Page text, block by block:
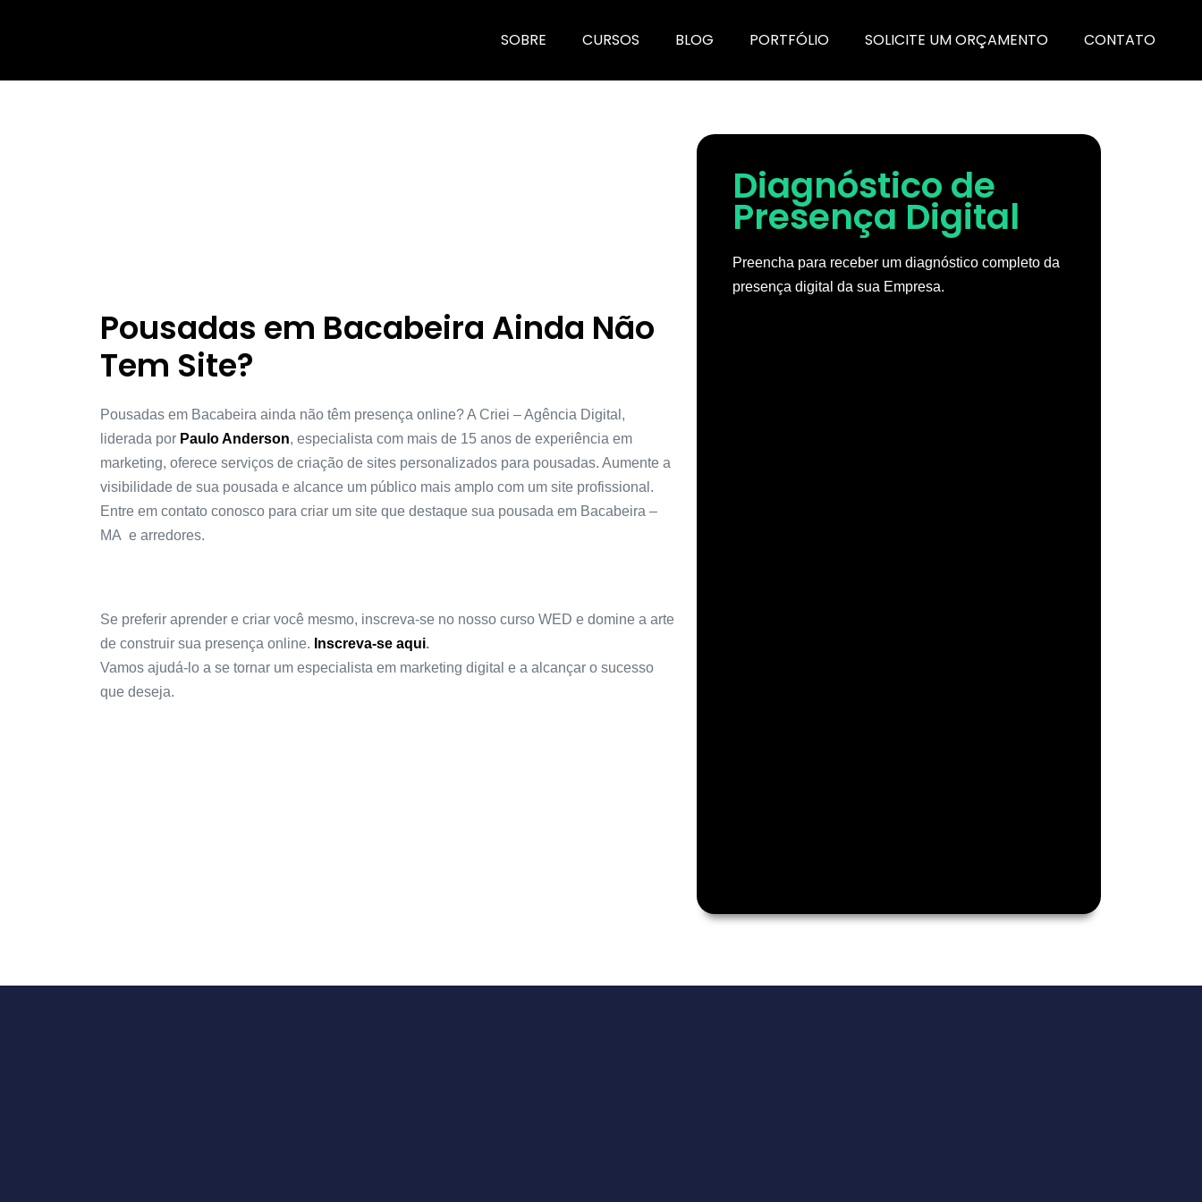
SOBRE CURSOS BLOG PORTFÓLIO SOLICITE UM ORÇAMENTO CONTATO
Pousadas em Bacabeira Ainda Não
Tem Site?
Pousadas em Bacabeira ainda não têm presença online? A Criei – Agência Digital,
liderada por Paulo Anderson, especialista com mais de 15 anos de experiência em
marketing, oferece serviços de criação de sites personalizados para pousadas. Aumente a
visibilidade de sua pousada e alcance um público mais amplo com um site profissional.
Entre em contato conosco para criar um site que destaque sua pousada em Bacabeira –
MA e arredores.
Se preferir aprender e criar você mesmo, inscreva-se no nosso curso WED e domine a arte
de construir sua presença online. Inscreva-se aqui.
Vamos ajudá-lo a se tornar um especialista em marketing digital e a alcançar o sucesso
que deseja.
Diagnóstico de
Presença Digital
Preencha para receber um diagnóstico completo da
presença digital da sua Empresa.